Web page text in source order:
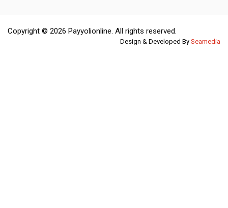
Copyright © 2026 Payyolionline. All rights reserved.
Design & Developed By Seamedia